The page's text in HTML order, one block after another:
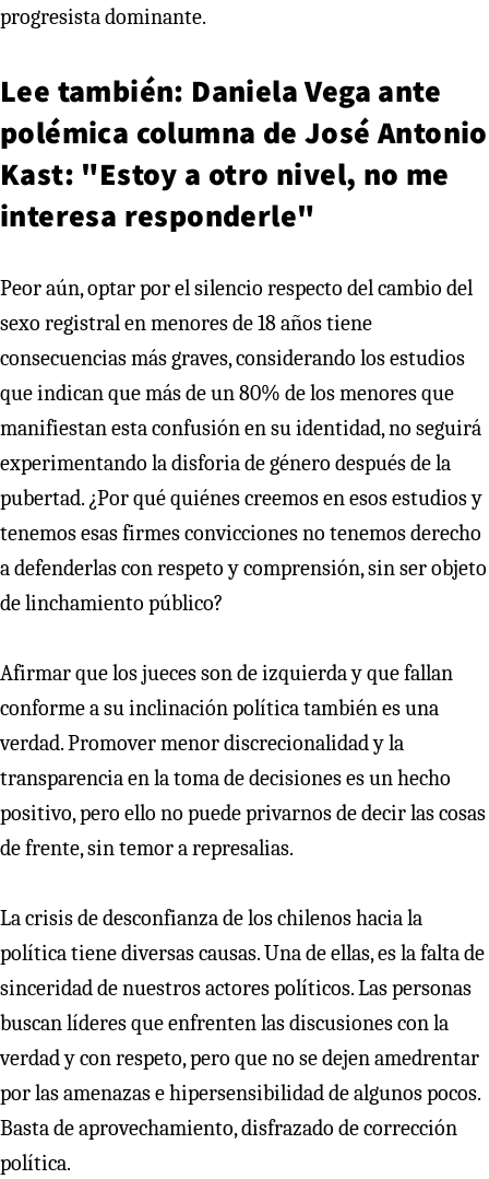
progresista dominante.
Lee también: Daniela Vega ante
polémica columna de José Antonio
Kast: "Estoy a otro nivel, no me
interesa responderle"
Peor aún, optar por el silencio respecto del cambio del
sexo registral en menores de 18 años tiene
consecuencias más graves, considerando los estudios
que indican que más de un 80% de los menores que
manifiestan esta confusión en su identidad, no seguirá
experimentando la disforia de género después de la
pubertad. ¿Por qué quiénes creemos en esos estudios y
tenemos esas firmes convicciones no tenemos derecho
a defenderlas con respeto y comprensión, sin ser objeto
de linchamiento público?
Afirmar que los jueces son de izquierda y que fallan
conforme a su inclinación política también es una
verdad. Promover menor discrecionalidad y la
transparencia en la toma de decisiones es un hecho
positivo, pero ello no puede privarnos de decir las cosas
de frente, sin temor a represalias.
La crisis de desconfianza de los chilenos hacia la
política tiene diversas causas. Una de ellas, es la falta de
sinceridad de nuestros actores políticos. Las personas
buscan líderes que enfrenten las discusiones con la
verdad y con respeto, pero que no se dejen amedrentar
por las amenazas e hipersensibilidad de algunos pocos.
Basta de aprovechamiento, disfrazado de corrección
política.